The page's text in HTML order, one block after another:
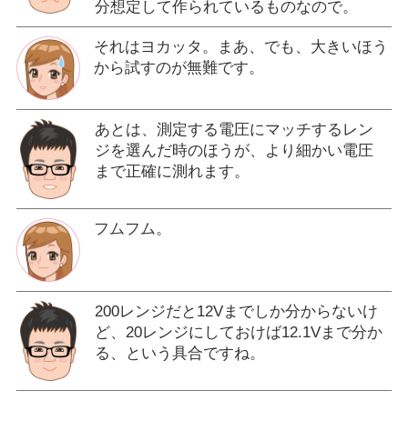
分想定して作られているものなので。
それはヨカッタ。まあ、でも、大きいほう
から試すのが無難です。
あとは、測定する電圧にマッチするレン
ジを選んだ時のほうが、より細かい電圧
まで正確に測れます。
フムフム。
200レンジだと12Vまでしか分からないけ
ど、20レンジにしておけば12.1Vまで分か
る、という具合ですね。